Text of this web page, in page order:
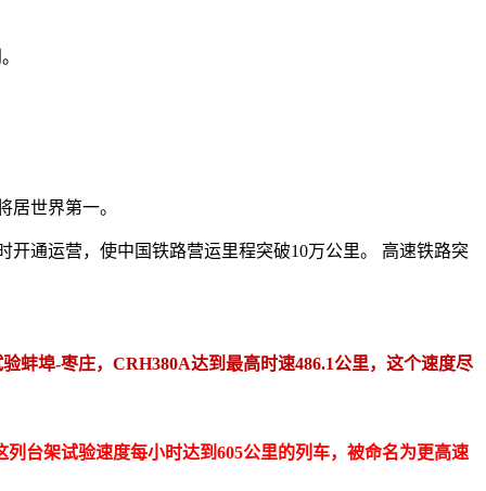
居世界第一。
开通运营，使中国铁路营运里程突破10万公里。 高速铁路突
蚌埠-枣庄，CRH380A达到最高时速486.1公里，这个速度尽
台架试验速度每小时达到605公里的列车，被命名为更高速